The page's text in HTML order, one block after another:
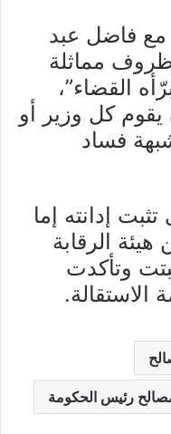
مع فاضل عبد
مماثلة
القضاء”،
يقوم كل وزير أو
فساد
إدانته إما
الرقابة
وتأكدت
الاستقالة.
رئيس الحكومة